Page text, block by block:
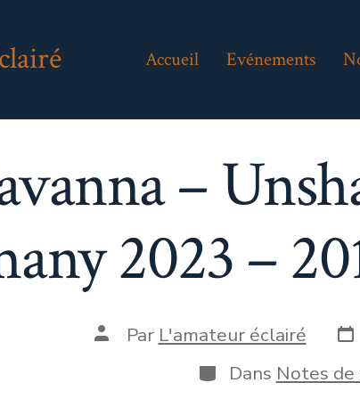
Accueil Evénements
–
2023 –
Auteur
Par L'amateur éclairé
de
Catégories
Dans Notes